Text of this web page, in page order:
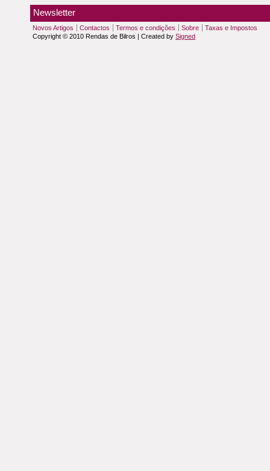
Newsletter
Novos Artigos Contactos Termos e condições Sobre
Taxas e Impostos
Copyright © 2010 Rendas de Bilros | Created by Signed